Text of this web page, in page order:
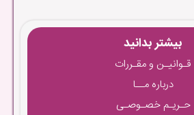
بیشتر بدانید
قـوانیـن و مقـررات
درباره مــا
حـریـم خصـوصـی